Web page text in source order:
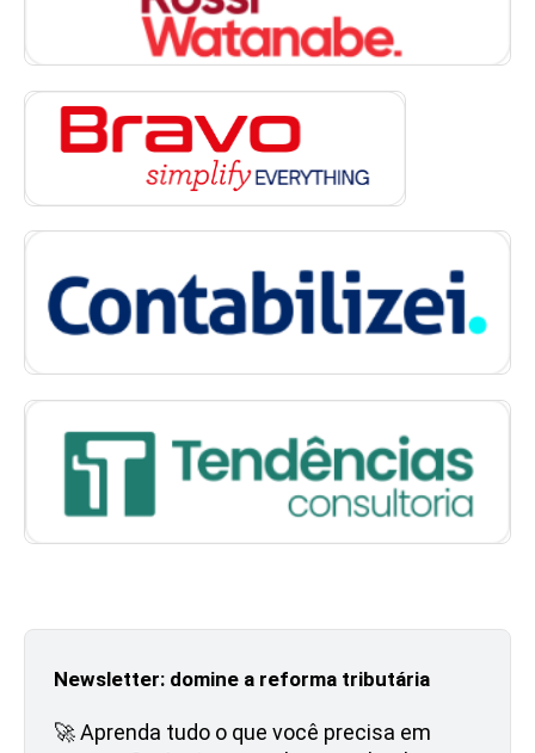
Newsletter: domine a reforma tributária
🚀 Aprenda tudo o que você precisa em